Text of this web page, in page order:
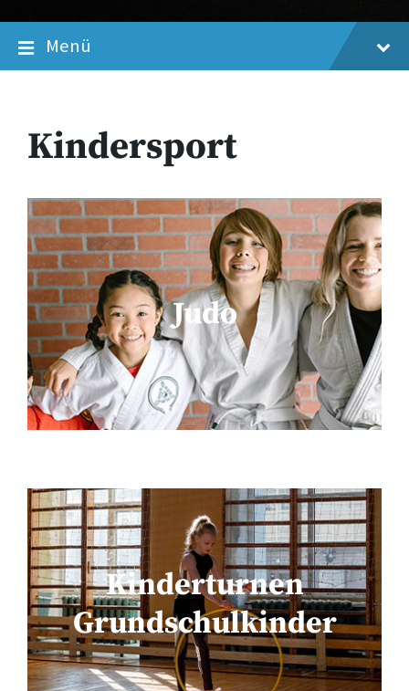
Menü
Kindersport
Judo
Judo
Mehr erfahren
Kinderturnen
Grundschulkinder
Kinderturnen
Grundschulkinder
Mehr erfahren